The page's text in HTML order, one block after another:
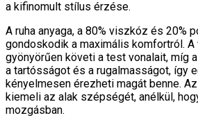
a kifinomult stílus érzése.
A ruha anyaga, a 80% viszkóz és 20%
gondoskodik a maximális komfortról.
gyönyörűen követi a test vonalait, míg
a tartósságot és a rugalmasságot, így
kényelmesen érezheti magát benne.
kiemeli az alak szépségét, anélkül,
mozgásban.